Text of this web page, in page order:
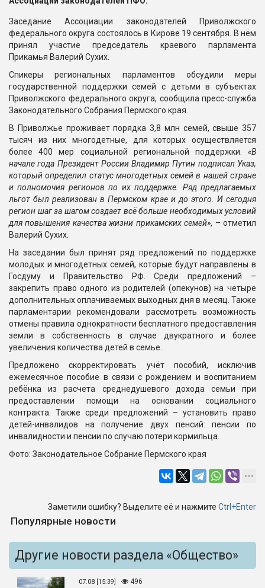
Заседание Ассоциации законодателей Приволжского
федерального округа состоялось в Кирове 19 сентября. В нём
принял участие председатель краевого парламента
Прикамья Валерий Сухих.
Спикеры региональных парламентов обсудили меры
государственной поддержки семей с детьми в субъектах
Приволжского федерального округа, сообщила пресс-служба
Законодательного Собрания Пермского края.
В Приволжье проживает порядка 3,8 млн семей, свыше 357
тысяч из них многодетные, для которых осуществляется
более 400 мер социальной региональной поддержки. «В
начале года Президент России Владимир Путин подписал Указ,
который определил статус многодетных семей в нашей стране
и полномочия регионов по их поддержке. Ряд предлагаемых
льгот был реализован в Пермском крае и до этого. И сегодня
регион шаг за шагом создает всё больше необходимых условий
для повышения качества жизни прикамских семей», – отметил
Валерий Сухих.
На заседании был принят ряд предложений по поддержке
молодых и многодетных семей, которые будут направлены в
Госдуму и Правительство РФ. Среди предложений –
закрепить право одного из родителей (опекунов) на четыре
дополнительных оплачиваемых выходных дня в месяц. Также
парламентарии рекомендовали рассмотреть возможность
отмены правила однократности бесплатного предоставления
земли в собственность в случае двукратного и более
увеличения количества детей в семье.
Предложено скорректировать учёт пособий, исключив
ежемесячное пособие в связи с рождением и воспитанием
ребёнка из расчета среднедушевого дохода семьи при
предоставлении помощи на основании социального
контракта. Также среди предложений – установить право
детей-инвалидов на получение двух пенсий: пенсии по
инвалидности и пенсии по случаю потери кормильца.
Фото: Законодательное Собрание Пермского края
Заметили ошибку? Выделите её и нажмите Ctrl+Enter
Популярные новости
Другие новости раздела «Общество»
07.08 [15:39] 496